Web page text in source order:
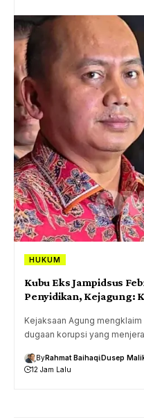
HUKUM
Kubu Eks Jampidsus
Penyidikan, Kejagung:
Kejaksaan Agung
dugaan korupsi yang
ByRahmat BaihaqiDusep
12 Jam Lalu